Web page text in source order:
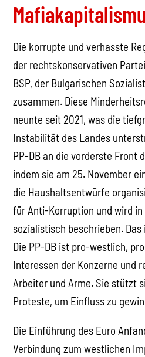
Die korrupte und verhasste
der rechtskonservativen
BSP, der Bulgarischen
zusammen. Diese
neunte seit 2021, was die
Instabilität des Landes
PP-DB an die vorderste Front
indem sie am 25. November
die Haushaltsentwürfe
für Anti-Korruption und wird in
sozialistisch beschrieben.
Die PP-DB ist pro-westlich,
Interessen der Konzerne und
Arbeiter und Arme. Sie stützt
Proteste, um Einfluss zu
Die Einführung des Euro
Verbindung zum westlichen